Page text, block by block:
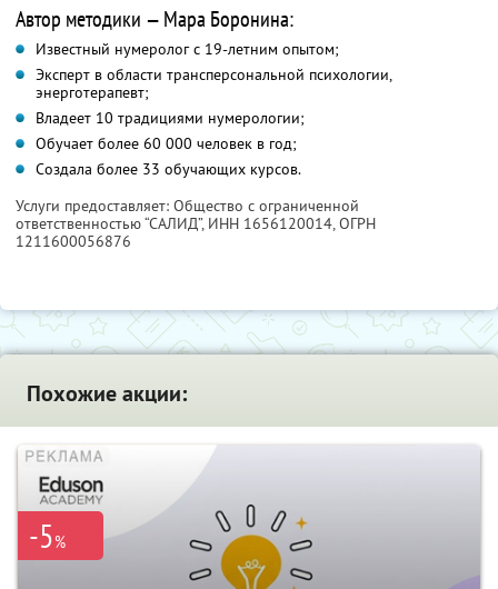
Автор методики — Мара Боронина:
Известный нумеролог с 19-летним опытом;
Эксперт в области трансперсональной психологии,
энерготерапевт;
Владеет 10 традициями нумерологии;
Обучает более 60 000 человек в год;
Создала более 33 обучающих курсов.
Услуги предоставляет: Общество с ограниченной
ответственностью “САЛИД”, ИНН 1656120014, ОГРН
1211600056876
Похожие акции:
-5%